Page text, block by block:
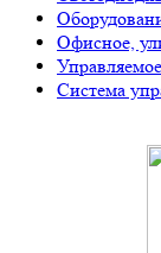
Офисное,
Система